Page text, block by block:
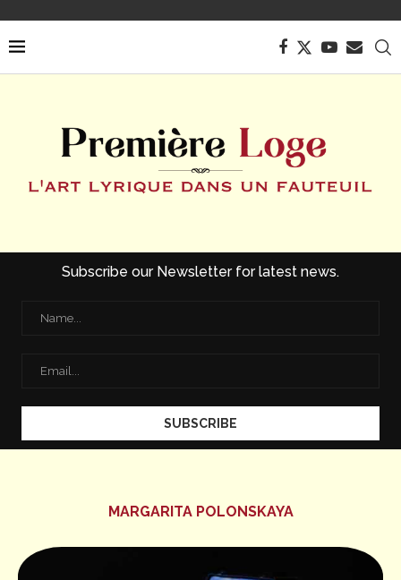
Subscribe our Newsletter for latest news.
MARGARITA POLONSKAYA